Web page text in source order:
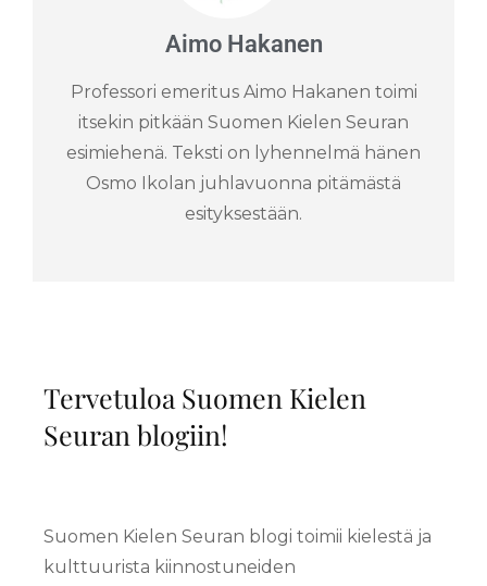
Aimo Hakanen
Professori emeritus Aimo Hakanen toimi
itsekin pitkään Suomen Kielen Seuran
esimiehenä. Teksti on lyhennelmä hänen
Osmo Ikolan juhlavuonna pitämästä
esityksestään.
Tervetuloa Suomen Kielen
Seuran blogiin!
Suomen Kielen Seuran blogi toimii kielestä ja
kulttuurista kiinnostuneiden